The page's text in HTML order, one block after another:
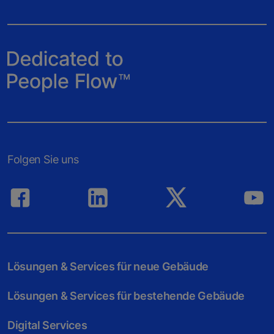
Folgen Sie uns
Lösungen & Services für neue Gebäude
Lösungen & Services für bestehende Gebäude
Digital Services